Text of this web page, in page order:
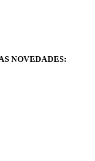
NOVEDADES: